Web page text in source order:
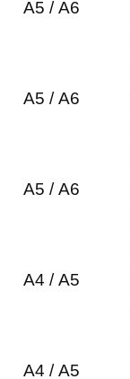
A5 / A6
A5 / A6
A5 / A6
A4 / A5
A4 / A5